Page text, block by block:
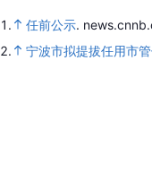
1. 任前公示.
2.
宁波市拟提拔任用市